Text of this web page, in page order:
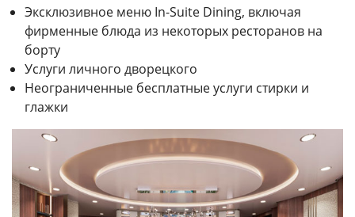
Эксклюзивное меню In-Suite Dining, включая
фирменные блюда из некоторых ресторанов на
борту
Услуги личного дворецкого
Неограниченные бесплатные услуги стирки и
глажки